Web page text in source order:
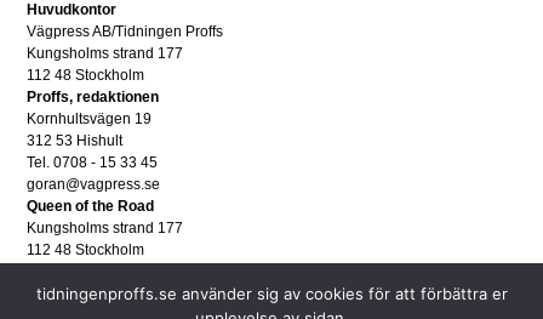
Huvudkontor
Vägpress AB/Tidningen Proffs
Kungsholms strand 177
112 48 Stockholm
Proffs, redaktionen
Kornhultsvägen 19
312 53 Hishult
Tel. 0708 - 15 33 45
goran@vagpress.se
Queen of the Road
Kungsholms strand 177
112 48 Stockholm
Tel. 08 - 653 83 80
tidningenproffs.se använder sig av cookies för att förbättra er